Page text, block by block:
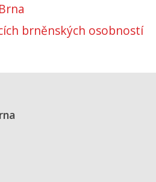
brněnských osobností